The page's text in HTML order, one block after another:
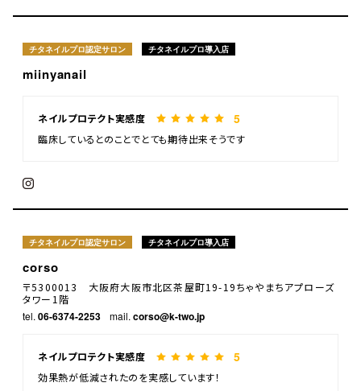
チタネイルプロ認定サロン チタネイルプロ導入店
miinyanail
ネイルプロテクト実感度 5
臨床しているとのことでとても期待出来そうです
チタネイルプロ認定サロン チタネイルプロ導入店
corso
〒5300013 大阪府大阪市北区茶屋町19-19ちゃやまちアプローズ
タワー1階
tel. 06-6374-2253 mail. corso@k-two.jp
ネイルプロテクト実感度 5
効果熱が低減されたのを実感しています！